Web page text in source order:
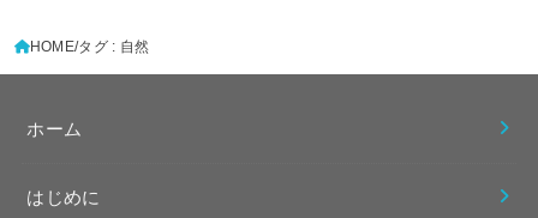
HOME タグ : 自然
ホーム
はじめに